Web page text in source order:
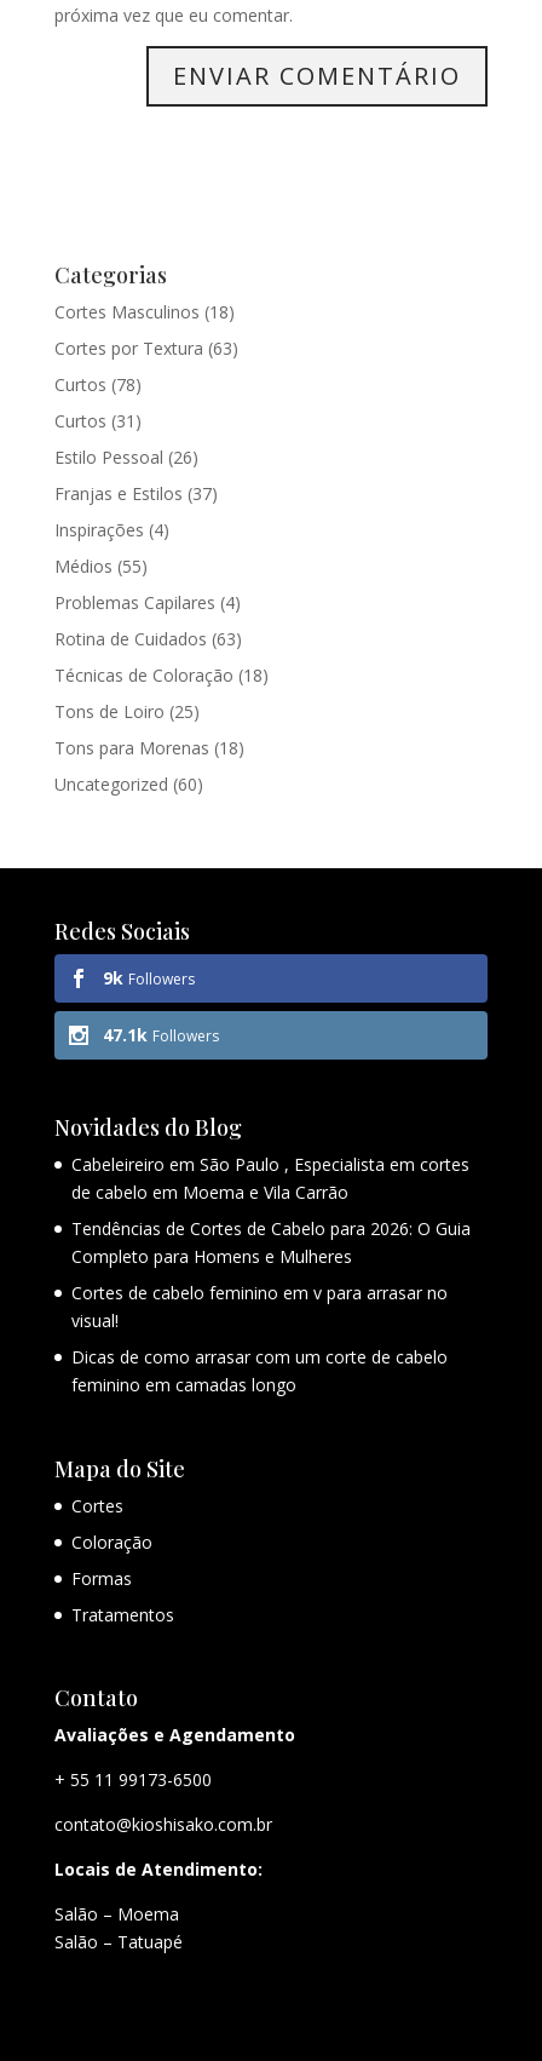
próxima vez que eu comentar.
Categorias
Cortes Masculinos (18)
Cortes por Textura (63)
Curtos (78)
Curtos (31)
Estilo Pessoal (26)
Franjas e Estilos (37)
Inspirações (4)
Médios (55)
Problemas Capilares (4)
Rotina de Cuidados (63)
Técnicas de Coloração (18)
Tons de Loiro (25)
Tons para Morenas (18)
Uncategorized (60)
Redes Sociais
9k Followers
47.1k Followers
Novidades do Blog
Cabeleireiro em São Paulo , Especialista em cortes
de cabelo em Moema e Vila Carrão
Tendências de Cortes de Cabelo para 2026: O Guia
Completo para Homens e Mulheres
Cortes de cabelo feminino em v para arrasar no
visual!
Dicas de como arrasar com um corte de cabelo
feminino em camadas longo
Mapa do Site
Cortes
Coloração
Formas
Tratamentos
Contato
Avaliações e Agendamento
+ 55 11 99173-6500
contato@kioshisako.com.br
Locais de Atendimento:
Salão – Moema
Salão – Tatuapé